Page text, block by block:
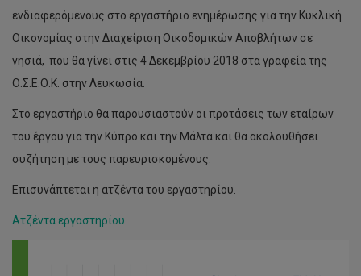
ενδιαφερόμενους στο εργαστήριο ενημέρωσης για την Κυκλική
Οικονομίας στην Διαχείριση Οικοδομικών Αποβλήτων σε
νησιά, που θα γίνει στις 4 Δεκεμβρίου 2018 στα γραφεία της
Ο.Σ.Ε.Ο.Κ. στην Λευκωσία.
Στο εργαστήριο θα παρουσιαστούν οι προτάσεις των εταίρων
του έργου για την Κύπρο και την Μάλτα και θα ακολουθήσει
συζήτηση με τους παρευρισκομένους.
Επισυνάπτεται η ατζέντα του εργαστηρίου.
Ατζέντα εργαστηρίου